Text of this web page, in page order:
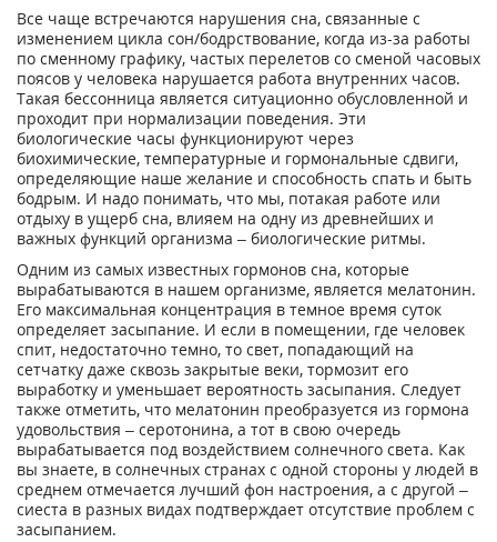
Все чаще встречаются нарушения сна, связанные с
изменением цикла сон/бодрствование, когда из-за работы
по сменному графику, частых перелетов со сменой часовых
поясов у человека нарушается работа внутренних часов.
Такая бессонница является ситуационно обусловленной и
проходит при нормализации поведения. Эти
биологические часы функционируют через
биохимические, температурные и гормональные сдвиги,
определяющие наше желание и способность спать и быть
бодрым. И надо понимать, что мы, потакая работе или
отдыху в ущерб сна, влияем на одну из древнейших и
важных функций организма – биологические ритмы.
Одним из самых известных гормонов сна, которые
вырабатываются в нашем организме, является мелатонин.
Его максимальная концентрация в темное время суток
определяет засыпание. И если в помещении, где человек
спит, недостаточно темно, то свет, попадающий на
сетчатку даже сквозь закрытые веки, тормозит его
выработку и уменьшает вероятность засыпания. Следует
также отметить, что мелатонин преобразуется из гормона
удовольствия – серотонина, а тот в свою очередь
вырабатывается под воздействием солнечного света. Как
вы знаете, в солнечных странах с одной стороны у людей в
среднем отмечается лучший фон настроения, а с другой –
сиеста в разных видах подтверждает отсутствие проблем с
засыпанием.